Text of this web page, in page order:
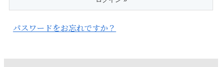
パスワードをお忘れですか？